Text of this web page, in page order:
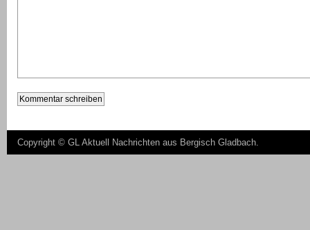
Copyright © GL Aktuell Nachrichten aus Bergisch Gladbach